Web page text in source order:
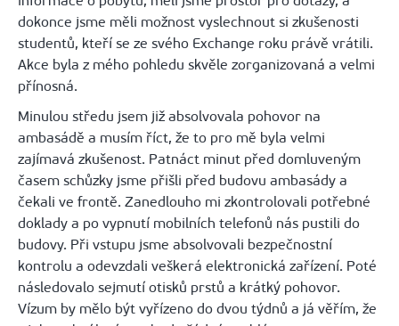
dokonce jsme měli možnost vyslechnout si zkušenosti
studentů, kteří se ze svého Exchange roku právě vrátili.
Akce byla z mého pohledu skvěle zorganizovaná a velmi
přínosná.
Minulou středu jsem již absolvovala pohovor na
ambasádě a musím říct, že to pro mě byla velmi
zajímavá zkušenost. Patnáct minut před domluveným
časem schůzky jsme přišli před budovu ambasády a
čekali ve frontě. Zanedlouho mi zkontrolovali potřebné
doklady a po vypnutí mobilních telefonů nás pustili do
budovy. Při vstupu jsme absolvovali bezpečnostní
kontrolu a odevzdali veškerá elektronická zařízení. Poté
následovalo sejmutí otisků prstů a krátký pohovor.
Vízum by mělo být vyřízeno do dvou týdnů a já věřím, že